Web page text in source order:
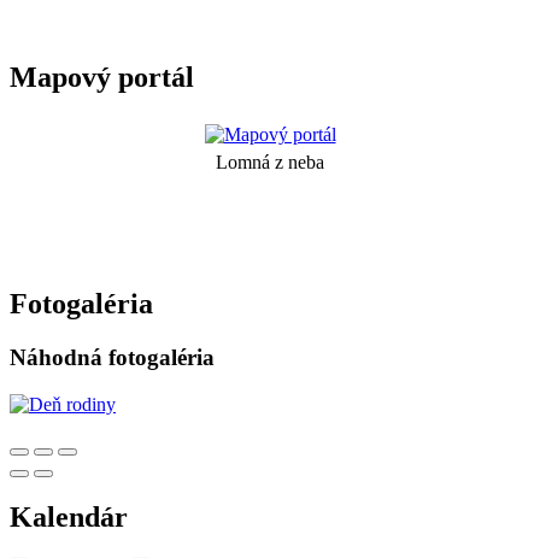
Mapový portál
Lomná z neba
Fotogaléria
Náhodná fotogaléria
Kalendár